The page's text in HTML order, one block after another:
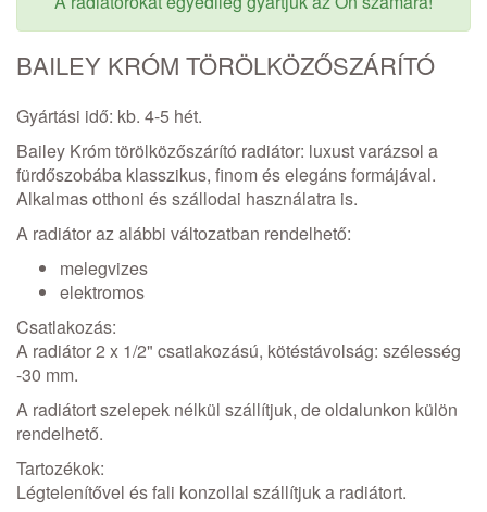
BAILEY KRÓM TÖRÖLKÖZŐSZÁRÍTÓ
Gyártási idő: kb. 4-5 hét.
Bailey Króm törölközőszárító radiátor: luxust varázsol a
fürdőszobába klasszikus, finom és elegáns formájával.
Alkalmas otthoni és szállodai használatra is.
A radiátor az alábbi változatban rendelhető:
melegvizes
elektromos
Csatlakozás:
A radiátor 2 x 1/2" csatlakozású, kötéstávolság: szélesség
-30 mm.
A radiátort szelepek nélkül szállítjuk, de oldalunkon külön
rendelhető.
Tartozékok:
Légtelenítővel és fali konzollal szállítjuk a radiátort.